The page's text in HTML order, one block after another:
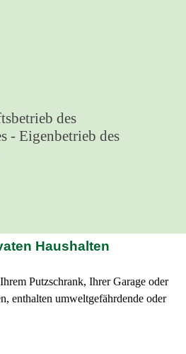
des
- Eigenbetrieb des
Haushalten
Putzschrank, Ihrer Garage oder
enthalten umweltgefährdende oder